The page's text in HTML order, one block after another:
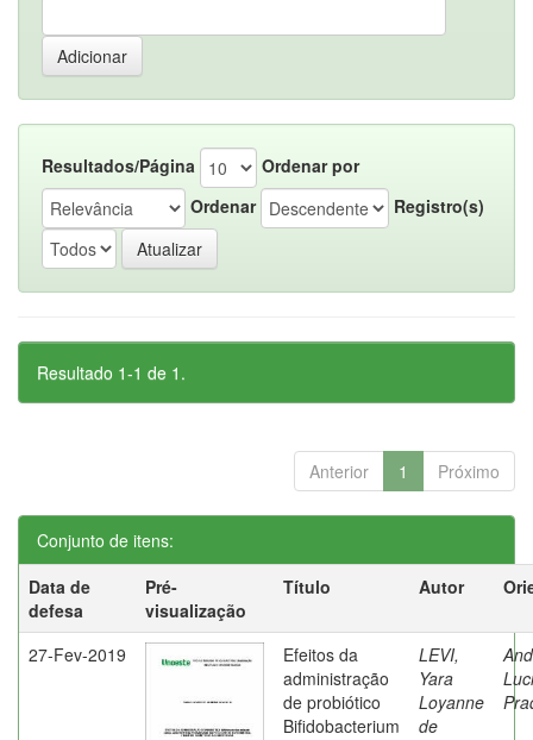
Resultados/Página
Ordenar por
Ordenar
Registro(s)
Resultado 1-1 de 1.
Anterior 1 Próximo
Conjunto de itens:
Data de
defesa
Pré-
visualização
Título Autor
27-Fev-2019
Efeitos da
administração
de probiótico
Bifidobacterium
LEVI,
Yara
Loyanne
de